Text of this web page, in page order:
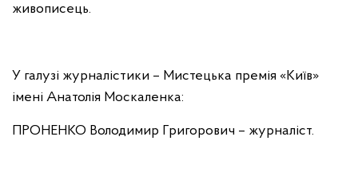
живописець.
У галузі журналістики – Мистецька премія «Київ»
імені Анатолія Москаленка:
ПРОНЕНКО Володимир Григорович – журналіст.